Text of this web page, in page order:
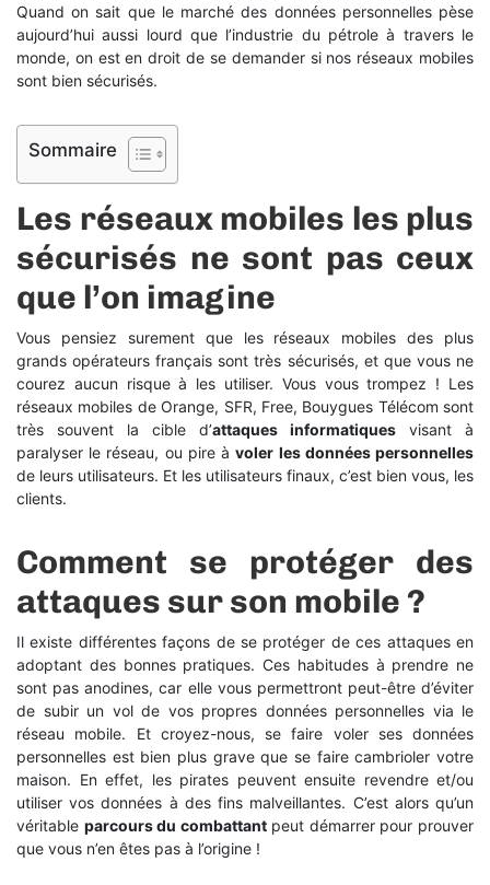
Quand on sait que le marché des données personnelles pèse
aujourd’hui aussi lourd que l’industrie du pétrole à travers le
monde, on est en droit de se demander si nos réseaux mobiles
sont bien sécurisés.
Sommaire
Les réseaux mobiles les plus
sécurisés ne sont pas ceux
que l’on imagine
Vous pensiez surement que les réseaux mobiles des plus
grands opérateurs français sont très sécurisés, et que vous ne
courez aucun risque à les utiliser. Vous vous trompez ! Les
réseaux mobiles de Orange, SFR, Free, Bouygues Télécom sont
très souvent la cible d’attaques informatiques visant à
paralyser le réseau, ou pire àvoler les données personnelles
de leurs utilisateurs. Et les utilisateurs finaux, c’est bien vous, les
clients.
Comment se protéger des
attaques sur son mobile ?
Il existe différentes façons de se protéger de ces attaques en
adoptant des bonnes pratiques. Ces habitudes à prendre ne
sont pas anodines, car elle vous permettront peut-être d’éviter
de subir un vol de vos propres données personnelles via le
réseau mobile. Et croyez-nous, se faire voler ses données
personnelles est bien plus grave que se faire cambrioler votre
maison. En effet, les pirates peuvent ensuite revendre et/ou
utiliser vos données à des fins malveillantes. C’est alors qu’un
véritable parcours du combattantpeut démarrer pour prouver
que vous n’en êtes pas à l’origine !